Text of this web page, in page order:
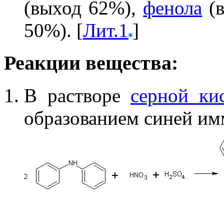
(выход 62%), фенола
50%). [Лит.1 ]
Реакции вещества:
В растворе серной
образованием синей